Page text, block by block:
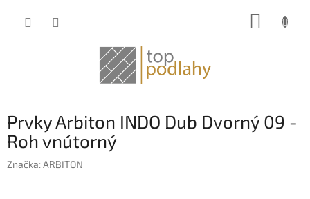
Prvky Arbiton INDO Dub Dvorný 09 -
Roh vnútorný
Značka:ARBITON